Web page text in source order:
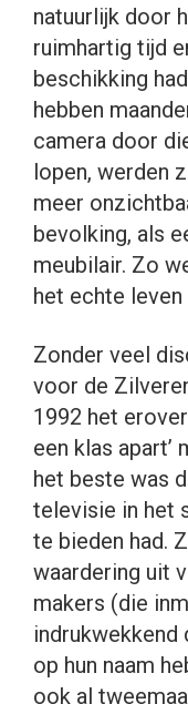
natuurlijk door
ruimhartig tijd
beschikking
hebben
camera door
lopen, werden
meer
bevolking, als
meubilair. Zo
het echte
Zonder veel
voor de
1992 het erover
een klas apart’
het beste was
televisie in het
te bieden had.
waardering uit
makers (die
op hun naam
ook al